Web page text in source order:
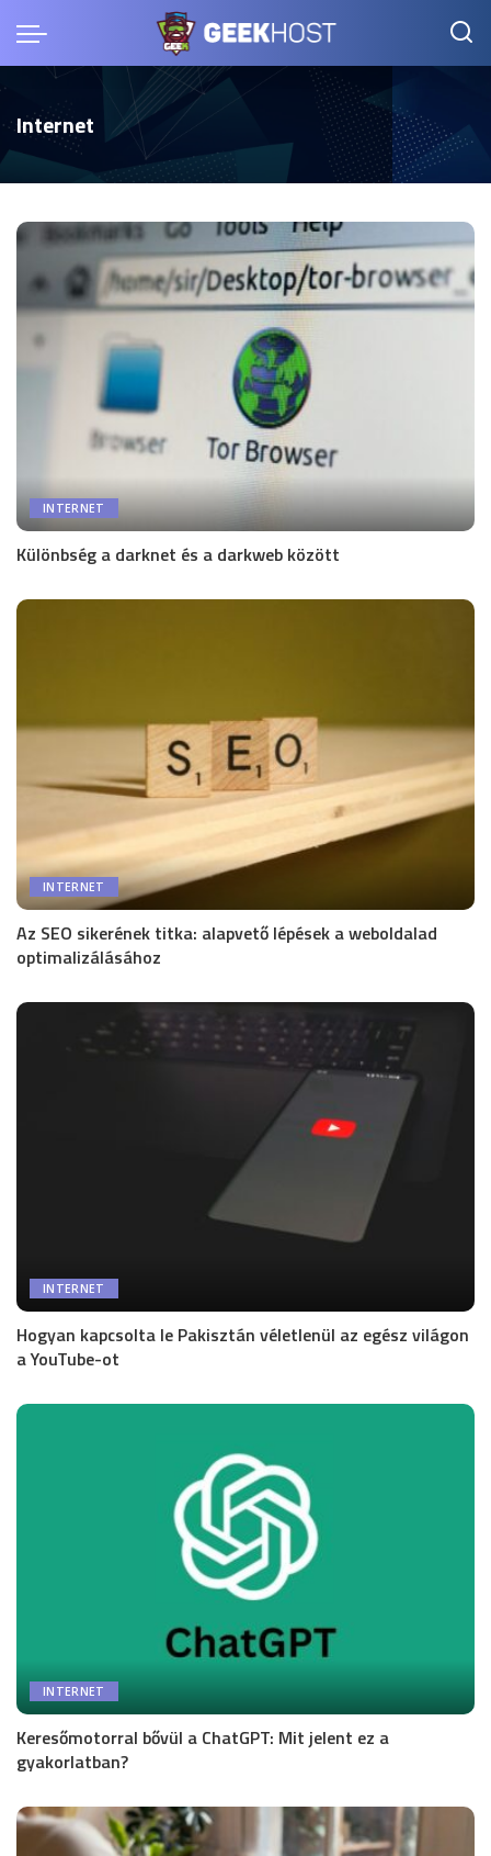
Internet
INTERNET
Különbség a darknet és a darkweb között
INTERNET
Az SEO sikerének titka: alapvető lépések a weboldalad
optimalizálásához
INTERNET
Hogyan kapcsolta le Pakisztán véletlenül az egész világon
a YouTube-ot
INTERNET
Keresőmotorral bővül a ChatGPT: Mit jelent ez a
gyakorlatban?